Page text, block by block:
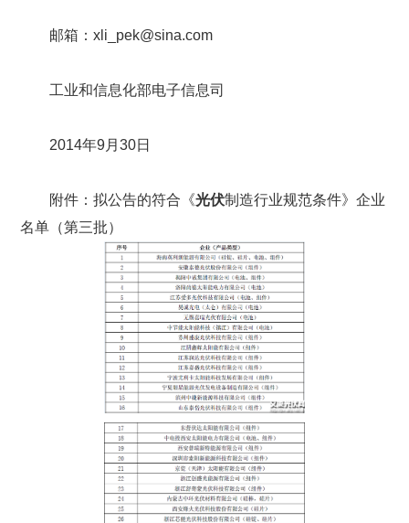
邮箱：xli_pek@sina.com
工业和信息化部电子信息司
2014年9月30日
附件：拟公告的符合《光伏制造行业规范条件》企业
名单（第三批）